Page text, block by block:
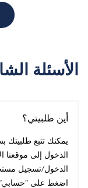
الأسئلة
أين طلبيتي؟
يمكنك تتبع طلبيتك
الدخول إلى موقعنا
الدخول/تسجيل
اضغط على